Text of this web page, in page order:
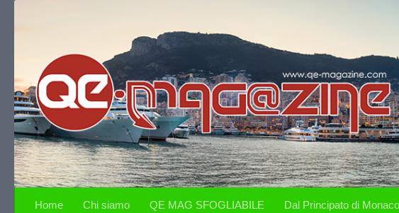
Home Chi siamo QE MAG SFOGLIABILE Dal Principato di Monaco